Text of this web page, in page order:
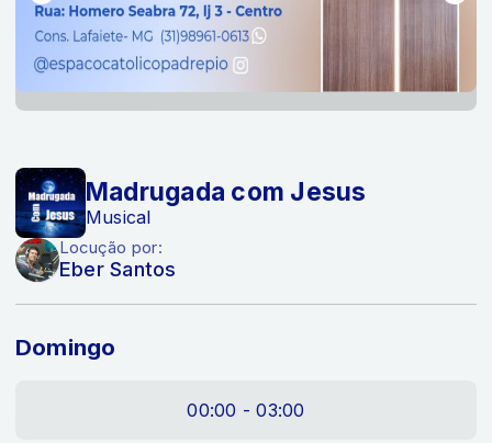
Madrugada com Jesus
Musical
Locução por:
Eber Santos
Domingo
00:00 - 03:00